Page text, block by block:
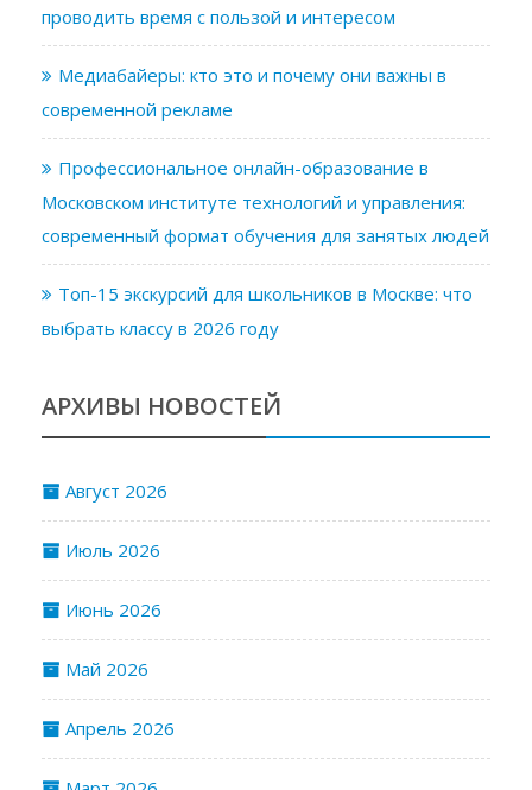
проводить время с пользой и интересом
Медиабайеры: кто это и почему они важны в
современной рекламе
Профессиональное онлайн-образование в
Московском институте технологий и управления:
современный формат обучения для занятых людей
Топ-15 экскурсий для школьников в Москве: что
выбрать классу в 2026 году
АРХИВЫ НОВОСТЕЙ
Август 2026
Июль 2026
Июнь 2026
Май 2026
Апрель 2026